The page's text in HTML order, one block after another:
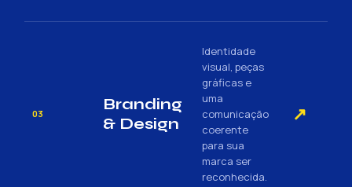
03
Branding
& Design
Identidade
visual, peças
gráficas e
uma
comunicação
coerente
para sua
marca ser
reconhecida.
↗